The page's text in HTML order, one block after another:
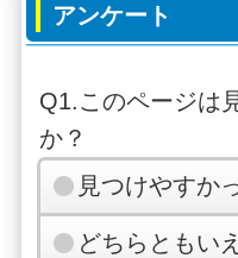
アンケート
Q1.このページは
か？
見つけやすか
どちらともい